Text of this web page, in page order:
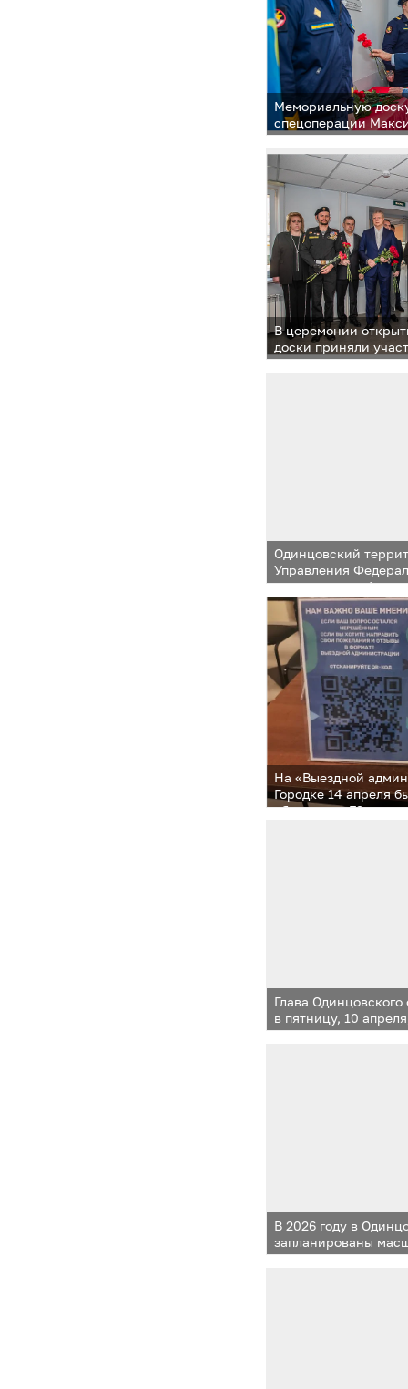
Мемориальную
спецоперации
в Старом Городке
В церемонии
доски приняли
округа Андрей
Одинцовский
Управления
по надзору в сфере
потребителей и
по Московской
жителей округа о
активности клещей
На «Выездной
Городке 14 апреля
обращения 73
Глава
в пятницу, 10
по вопросу работы
В 2026 году в
запланированы
по